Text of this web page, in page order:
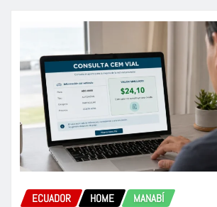
ECUADOR HOME MANABÍ